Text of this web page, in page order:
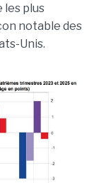
les plus
notable des
Unis.